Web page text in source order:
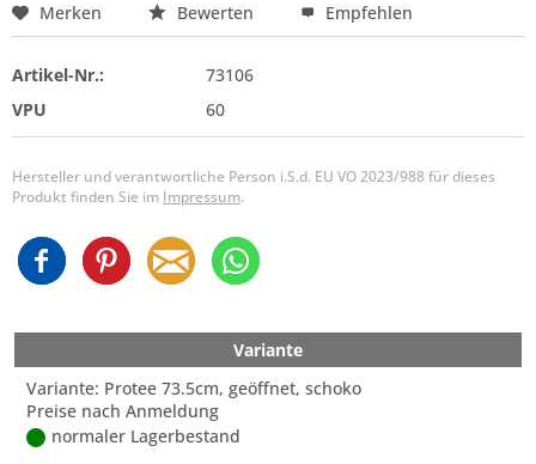
Merken Bewerten Empfehlen
Artikel-Nr.:
73106
VPU
60
Hersteller und verantwortliche Person i.S.d. EU VO 2023/988 für dieses
Produkt finden Sie im Impressum.
Variante
Variante: Protee 73.5cm, geöffnet, schoko
Preise nach Anmeldung
normaler Lagerbestand